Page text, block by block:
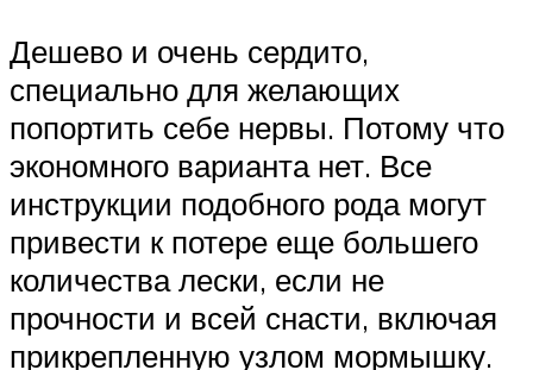
Дешево и очень сердито,
специально для желающих
попортить себе нервы. Потому что
экономного варианта нет. Все
инструкции подобного рода могут
привести к потере еще большего
количества лески, если не
прочности и всей снасти, включая
прикрепленную узлом мормышку.